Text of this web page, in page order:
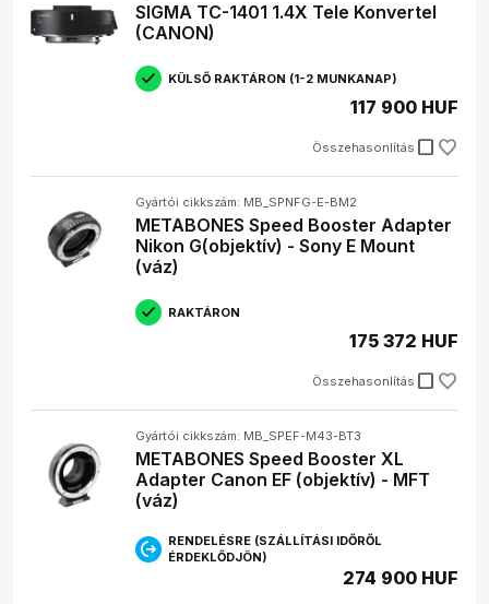
SIGMA TC-1401 1.4X Tele Konvertel
(CANON)
KÜLSŐ RAKTÁRON (1-2 MUNKANAP)
Összehasonlítás check_box_outline_blank
117 900 HUF
Gyártói cikkszám: MB_SPNFG-E-BM2
METABONES Speed Booster Adapter
Nikon G(objektív) - Sony E Mount
(váz)
RAKTÁRON
Összehasonlítás check_box_outline_blank
175 372 HUF
Gyártói cikkszám: MB_SPEF-M43-BT3
METABONES Speed Booster XL
Adapter Canon EF (objektív) - MFT
(váz)
RENDELÉSRE (SZÁLLÍTÁSI IDŐRŐL
ÉRDEKLŐDJÖN)
274 900 HUF